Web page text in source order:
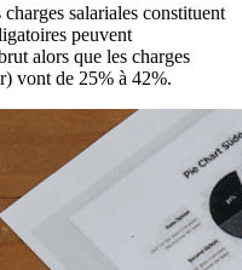
salariales constituent
peuvent
alors que les charges
vont de 25% à 42%.